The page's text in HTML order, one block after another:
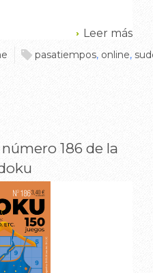
Leer más
pasatiempos, online,
186 de la